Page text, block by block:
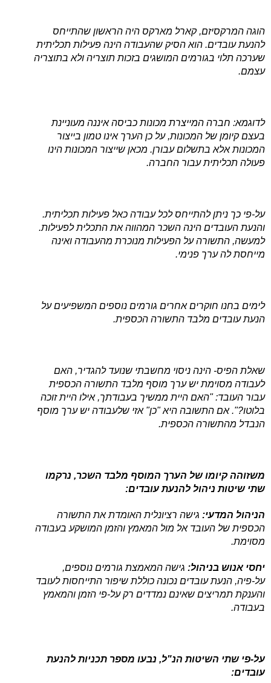
הוגה המרקסיזם, קארל מארקס היה הראשון שהתייחס
להנעת עובדים. הוא הסיק שהעבודה הינה פעילות תכליתית
שערכה תלוי בגורמים המושגים בזכות תוצריה ולא בתוצריה
עצמם.
לדוגמא: חברה המייצרת מכונות כביסה איננה מעוניינת
בעצם קיומן של המכונות, על כן הערך אינו טמון בייצור
המכונות אלא בתשלום עבורן. מכאן שייצור המכונות הינו
פעולה תכליתית עבור החברה.
על-פי כך ניתן להתייחס לכל עבודה כאל פעילות תכליתית.
והנעת העובדים הינה השכר המהווה את התכלית לפעילות.
למעשה, התשורה על הפעילות מנוכרת מהעבודה ואינה
מייחסת לה ערך פנימי.
לימים בחנו חוקרים אחרים גורמים נוספים המשפיעים על
הנעת עובדים מלבד התשורה הכספית.
שאלת הפיס- הינה ניסוי מחשבתי שנועד להגדיר, האם
לעבודה מסוימת יש ערך מוסף מלבד התשורה הכספית
עבור העובד: "האם היית ממשיך בעבודתך, אילו היית זוכה
בלוטו?". אם התשובה היא "כן" אזי שלעבודה יש ערך מוסף
הנבדל מהתשורה הכספית.
משזוהה קיומו של הערך המוסף מלבד השכר, נרקמו
שתי שיטות ניהול להנעת עובדים:
הניהול המדעי: גישה רציונלית האומדת את התשורה
הכספית של העובד אל מול המאמץ והזמן המושקע בעבודה
מסוימת.
יחסי אנוש בניהול: גישה המאמצת גורמים נוספים,
על-פיה, הנעת עובדים נכונה כוללת שיפור התייחסות לעובד
והענקת תמריצים שאינם נמדדים רק על-פי הזמן והמאמץ
בעבודה.
על-פי שתי השיטות הנ"ל, נבעו מספר תכניות להנעת
עובדים: